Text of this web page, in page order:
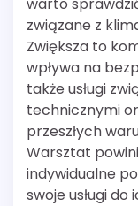
związane z
Zwiększa to
wpływa na
także usługi
technicznymi
przeszłych
Warsztat
indywidualne
swoje usługi do